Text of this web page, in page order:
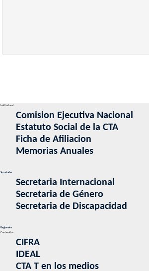
Institucional
Comision Ejecutiva Nacional
Estatuto Social de la CTA
Ficha de Afiliacion
Memorias Anuales
Secretarias
Secretaria Internacional
Secretaria de Género
Secretaria de Discapacidad
Regionales
Contenidos
CIFRA
IDEAL
CTA T en los medios